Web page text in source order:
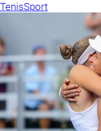
TenisSport